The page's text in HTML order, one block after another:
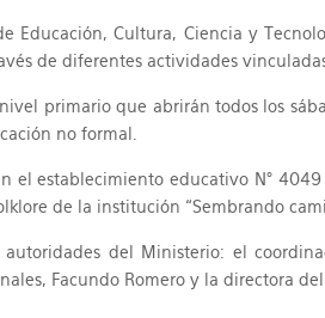
Educación, Cultura, Ciencia y
de diferentes actividades
primario que abrirán todos los
no formal.
el establecimiento educativo N°
de la institución “Sembrando
autoridades del Ministerio: el
Facundo Romero y la directora